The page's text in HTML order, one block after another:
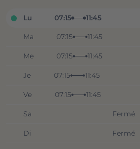
Lu 07:15 11:45
Ma 07:15 11:45
Me 07:15 11:45
Je 07:15 11:45
Ve 07:15 11:45
Sa Fermé
Di Fermé